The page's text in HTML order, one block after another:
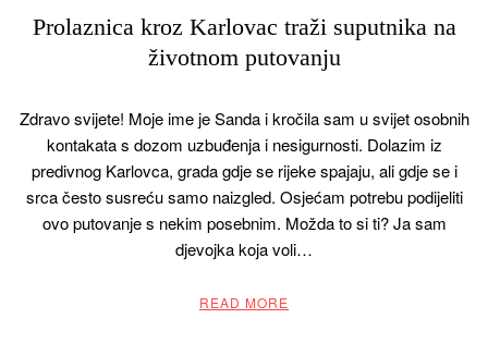
Prolaznica kroz Karlovac traži suputnika na
životnom putovanju
Zdravo svijete! Moje ime je Sanda i kročila sam u svijet osobnih
kontakata s dozom uzbuđenja i nesigurnosti. Dolazim iz
predivnog Karlovca, grada gdje se rijeke spajaju, ali gdje se i
srca često susreću samo naizgled. Osjećam potrebu podijeliti
ovo putovanje s nekim posebnim. Možda to si ti? Ja sam
djevojka koja voli…
READ MORE